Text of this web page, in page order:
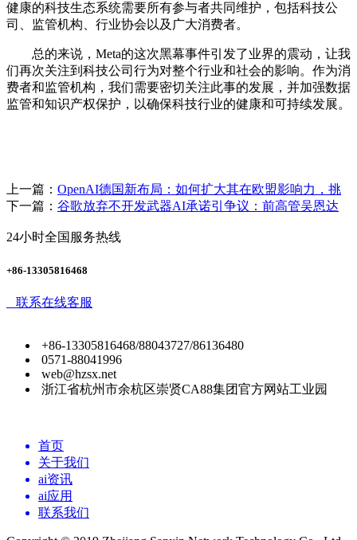
健康的科技生态系统需要所有参与者共同维护，包括科技公
司、监管机构、行业协会以及广大消费者。
总的来说，Meta的这次黑幕事件引发了业界的震动，让我
们再次关注到科技公司行为对整个行业和社会的影响。作为消
费者和监管机构，我们需要密切关注此事的发展，并加强数据
监管和知识产权保护，以确保科技行业的健康和可持续发展。
上一篇： OpenAI德国新布局：如何扩大其在欧盟影响力，挑
下一篇： 谷歌放弃不开发武器AI承诺引争议：前高管吴恩达
24小时全国服务热线
+86-13305816468
联系在线客服
+86-13305816468/88043727/86136480
0571-88041996
web@hzsx.net
浙江省杭州市余杭区崇贤CA88集团官方网站工业园
首页
关于我们
ai资讯
ai应用
联系我们